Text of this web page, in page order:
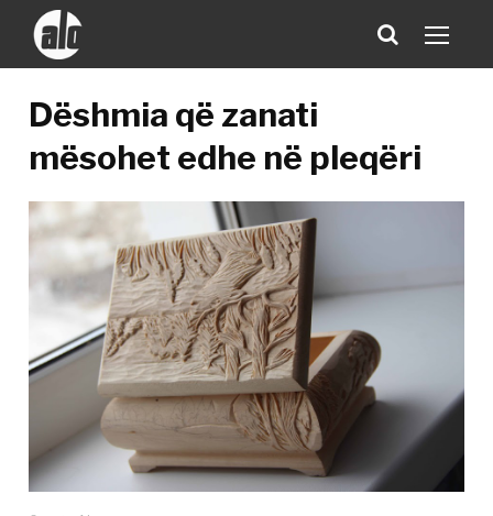
Dëshmia që zanati
mësohet edhe në pleqëri